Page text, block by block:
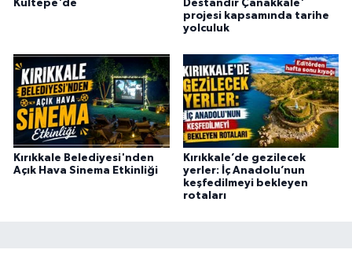
Kültepe'de
Destandır Çanakkale'
projesi kapsamında tarihe
yolculuk
Kırıkkale Belediyesi'nden
Açık Hava Sinema Etkinliği
Kırıkkale’de gezilecek
yerler: İç Anadolu’nun
keşfedilmeyi bekleyen
rotaları